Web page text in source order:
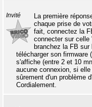
Invité
La première
chaque prise de
fait, connectez la
connecter sur
branchez la FB
télécharger son firmware
s'affiche (entre 2 et 10
aucune connexion, si
sûrement d'un problème
Cordialement.